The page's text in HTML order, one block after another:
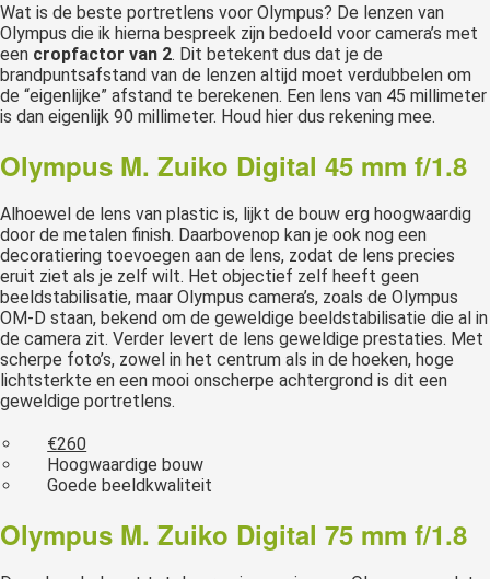
Wat is de beste portretlens voor Olympus? De lenzen van
Olympus die ik hierna bespreek zijn bedoeld voor camera’s met
een cropfactor van 2. Dit betekent dus dat je de
brandpuntsafstand van de lenzen altijd moet verdubbelen om
de “eigenlijke” afstand te berekenen. Een lens van 45 millimeter
is dan eigenlijk 90 millimeter. Houd hier dus rekening mee.
Olympus M. Zuiko Digital 45 mm f/1.8
Alhoewel de lens van plastic is, lijkt de bouw erg hoogwaardig
door de metalen finish. Daarbovenop kan je ook nog een
decoratiering toevoegen aan de lens, zodat de lens precies
eruit ziet als je zelf wilt. Het objectief zelf heeft geen
beeldstabilisatie, maar Olympus camera’s, zoals de Olympus
OM-D staan, bekend om de geweldige beeldstabilisatie die al in
de camera zit. Verder levert de lens geweldige prestaties. Met
scherpe foto’s, zowel in het centrum als in de hoeken, hoge
lichtsterkte en een mooi onscherpe achtergrond is dit een
geweldige portretlens.
€260
Hoogwaardige bouw
Goede beeldkwaliteit
Olympus M. Zuiko Digital 75 mm f/1.8